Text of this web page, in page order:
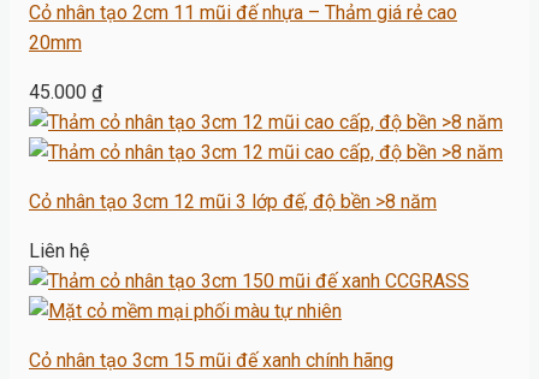
Cỏ nhân tạo 2cm 11 mũi đế nhựa – Thảm giá rẻ cao
20mm
45.000 ₫
Cỏ nhân tạo 3cm 12 mũi 3 lớp đế, độ bền >8 năm
Liên hệ
Cỏ nhân tạo 3cm 15 mũi đế xanh chính hãng